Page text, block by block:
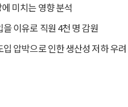
미치는 영향 분석
이유로 직원 4천 명 감원
입 압박으로 인한 생산성 저하 우려